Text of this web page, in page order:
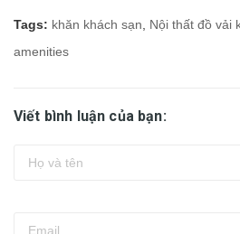
Tags: khăn khách sạn Nội thất đồ vải
amenities
Viết bình luận của bạn: